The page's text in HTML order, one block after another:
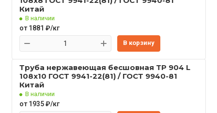
Китай
В наличии
от 1881 ₽/кг
В корзину
Труба нержавеющая бесшовная TP 904 L
108x10 ГОСТ 9941-22(81) / ГОСТ 9940-81
Китай
В наличии
от 1935 ₽/кг